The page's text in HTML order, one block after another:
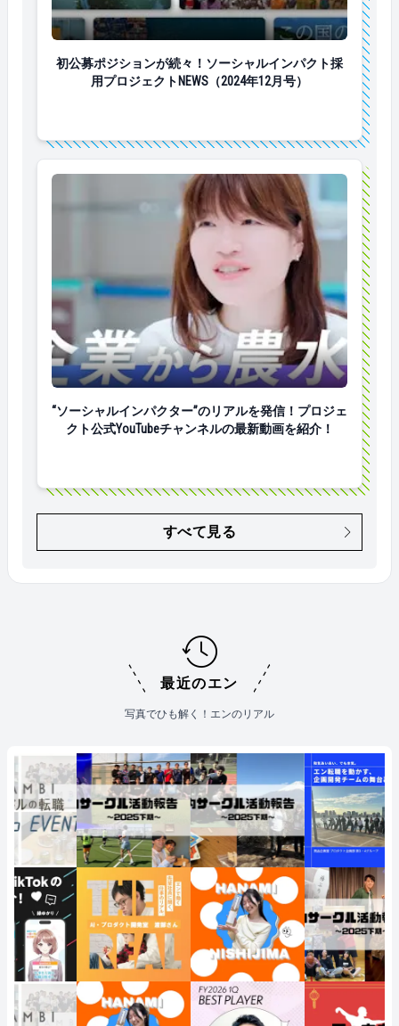
初公募ポジションが続々！ソーシャルインパクト採用
初公募ポジションが続々！ソーシャルインパクト採
用プロジェクトNEWS（2024年12月号）
“ソーシャルインパクター”のリアルを発信！プロジ
“ソーシャルインパクター”のリアルを発信！プロジェ
クト公式YouTubeチャンネルの最新動画を紹介！
すべて見る
最近のエン
写真でひも解く！エンのリアル